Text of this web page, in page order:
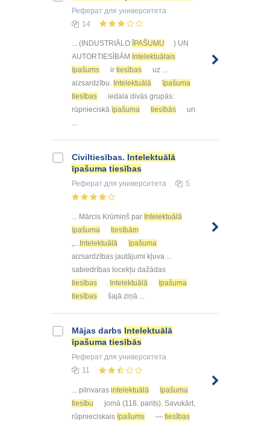
Реферат для университета
14
... (INDUSTRIĀLO ĪPAŠUMU
) UN
AUTORTIESĪBĀM
Intelektuālais
īpašums
ir tiesības
uz ...
aizsardzību. Intelektuālā
īpašuma
tiesības
iedala divās grupās:
rūpnieciskā īpašuma tiesībās
un
...
Civiltiesības. Intelektuālā
īpašuma tiesības
Реферат для университета 5
... Mārcis Krūmiņš par Intelektuālā
īpašuma
tiesībām
„... Intelektuālā
īpašuma
aizsardzības jautājumi kļuva ...
sabiedrības locekļu dažādas
tiesības
. Intelektuālā
īpašuma
tiesības
šajā ziņā ...
Mājas darbs Intelektuālā
īpašuma tiesībās
Реферат для университета
11
... pilnvaras intelektuālā
īpašuma
tiesību
jomā (118. pants). Savukārt,
rūpnieciskais īpašums — tiesības